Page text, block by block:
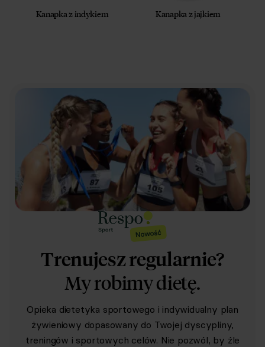
Kanapka z indykiem Kanapka z jajkiem
Trenujesz regularnie?
My robimy dietę.
Opieka dietetyka sportowego i indywidualny plan
żywieniowy dopasowany do Twojej dyscypliny,
treningów i sportowych celów. Nie pozwól, by źle